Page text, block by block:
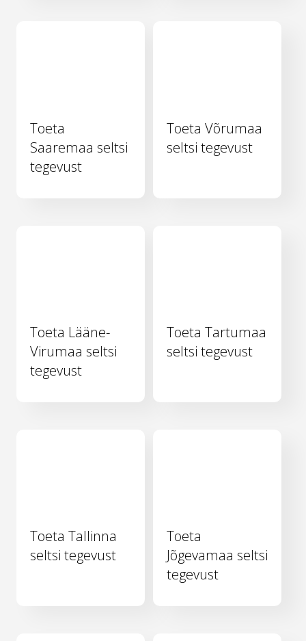
Toeta
Saaremaa seltsi
tegevust
Toeta Võrumaa
seltsi tegevust
Toeta Lääne-
Virumaa seltsi
tegevust
Toeta Tartumaa
seltsi tegevust
Toeta Tallinna
seltsi tegevust
Toeta
Jõgevamaa seltsi
tegevust